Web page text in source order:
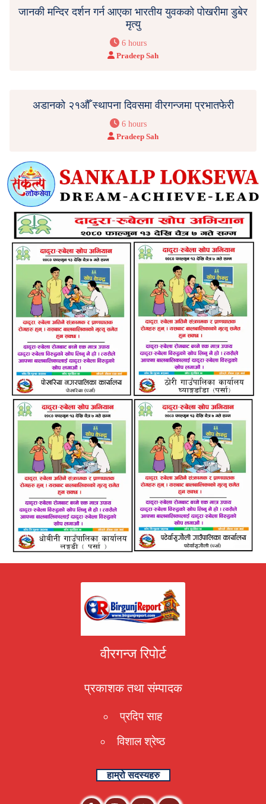
जानकी मन्दिर दर्शन गर्न आएका भारतीय युवकको पोखरीमा डुबेर
मृत्यु
6 hours
Pradeep Sah
अडानको २१औँ स्थापना दिवसमा वीरगन्जमा प्रभातफेरी
6 hours
Pradeep Sah
वीरगन्ज रिपोर्ट
प्रकाशक तथा संम्पादक
प्रदिप साह
विशाल श्रेष्ठ
हाम्रो सदस्यहरु